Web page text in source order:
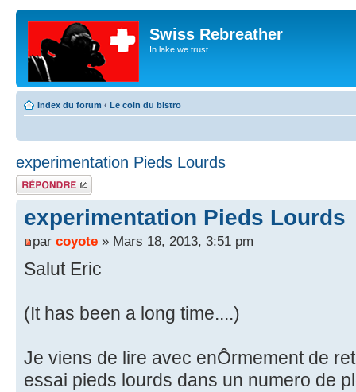
Swiss Rebreather
In lake we trust
Index du forum ‹ Le coin du bistro
experimentation Pieds Lourds
Répondre
experimentation Pieds Lourds
par coyote » Mars 18, 2013, 3:51 pm
Salut Eric
(It has been a long time....)
Je viens de lire avec enÔrmement de
essai pieds lourds dans un numero de